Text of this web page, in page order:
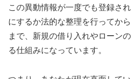
この異動情報が一度でも登録さ
にするか法的な整理を行ってか
まで、新規の借り入れやローン
る仕組みになっています。